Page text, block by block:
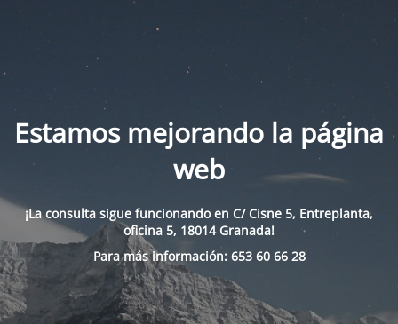
Estamos mejorando la página
web
¡La consulta sigue funcionando en C/ Cisne 5, Entreplanta,
oficina 5, 18014 Granada!
Para más información: 653 60 66 28